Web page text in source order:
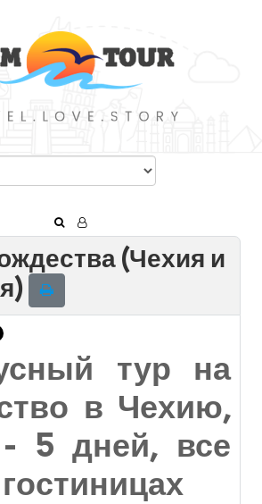
(Чехия и
тур на
в Чехию,
- 5 дней, все